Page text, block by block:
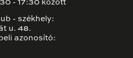
- 17:30 között
- székhely:
u. 48.
azonosító: